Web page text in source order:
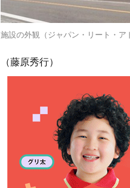
施設の外観（ジャパン・リート・ア
（藤原秀行）